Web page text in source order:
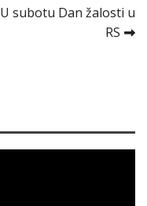
U subotu Dan žalosti u
RS